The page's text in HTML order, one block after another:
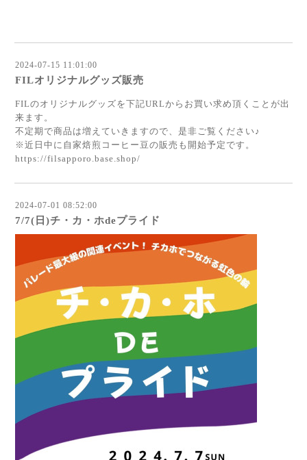
2024-07-15 11:01:00
FILオリジナルグッズ販売
FILのオリジナルグッズを下記URLからお買い求め頂くことが出
来ます。
不定期で商品は増えていきますので、是非ご覧ください♪
※近日中に自家焙煎コーヒー豆の販売も開始予定です。
https://filsapporo.base.shop/
2024-07-01 08:52:00
7/7(日)チ・カ・ホdeプライド